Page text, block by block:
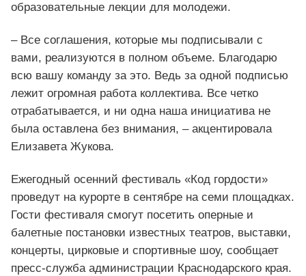
образовательные лекции для молодежи.
– Все соглашения, которые мы подписывали с
вами, реализуются в полном объеме. Благодарю
всю вашу команду за это. Ведь за одной подписью
лежит огромная работа коллектива. Все четко
отрабатывается, и ни одна наша инициатива не
была оставлена без внимания, – акцентировала
Елизавета Жукова.
Ежегодный осенний фестиваль «Код гордости»
проведут на курорте в сентябре на семи площадках.
Гости фестиваля смогут посетить оперные и
балетные постановки известных театров, выставки,
концерты, цирковые и спортивные шоу, сообщает
пресс-служба администрации Краснодарского края.